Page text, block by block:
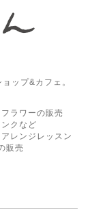
ップ&カフェ。
ラワーの販売
クなど
レンジレッスン
販売